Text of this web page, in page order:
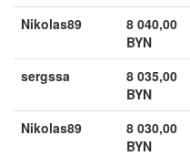
Nikolas89
8 040,00
BYN
sergssa
8 035,00
BYN
Nikolas89
8 030,00
BYN